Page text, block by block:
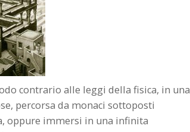
contrario alle leggi della fisica, in una
percorsa da monaci sottoposti
oppure immersi in una infinita